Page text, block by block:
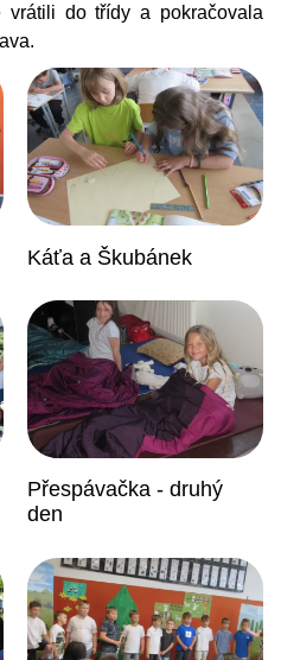
do třídy a pokračovala
Káťa a Škubánek
Přespávačka - druhý
den